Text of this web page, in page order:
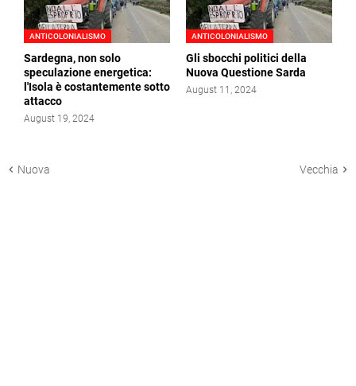
ANTICOLONIALISMO
Sardegna, non solo
speculazione energetica:
l'Isola è costantemente sotto
attacco
August 19, 2024
ANTICOLONIALISMO
Gli sbocchi politici della
Nuova Questione Sarda
August 11, 2024
Nuova Vecchia